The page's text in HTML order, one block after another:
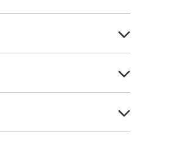
1270
375
70